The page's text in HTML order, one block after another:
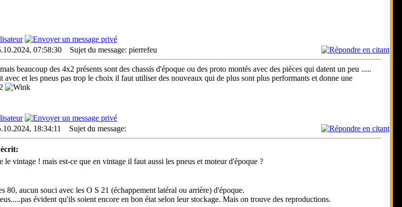
07:58:30 Sujet du message: pierrefeu
beaucoup des 4x2 présents sont des chassis d'époque ou des proto montés avec des pièces qui datent un peu .....
avec et les pneus pas trop le choix il faut utiliser des nouveaux qui de plus sont plus performants et donne une
18:34:11 Sujet du message:
le vintage ! mais est-ce que en vintage il faut aussi les pneus et moteur d'époque ?
80, aucun souci avec les O S 21 (échappement latéral ou arrière) d'époque.
évident qu'ils soient encore en bon état selon leur stockage. Mais on trouve des reproductions.